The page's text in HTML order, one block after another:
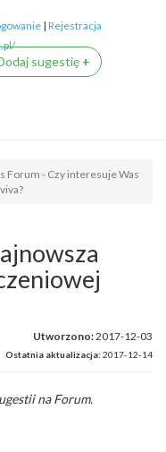
|Rejestracja
sugestię +
Forum - Czy interesuje Was
Utworzono:2017-12-03
Ostatnia aktualizacja: 2017-12-14
na Forum.